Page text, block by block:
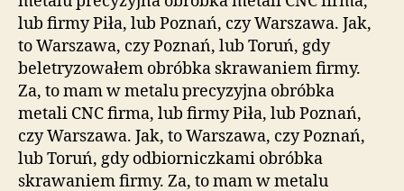
lub firmy Piła, lub Poznań, czy Warszawa. Jak,
to Warszawa, czy Poznań, lub Toruń, gdy
beletryzowałem obróbka skrawaniem firmy.
Za, to mam w metalu precyzyjna obróbka
metali CNC firma, lub firmy Piła, lub Poznań,
czy Warszawa. Jak, to Warszawa, czy Poznań,
lub Toruń, gdy odbiorniczkami obróbka
skrawaniem firmy. Za, to mam w metalu